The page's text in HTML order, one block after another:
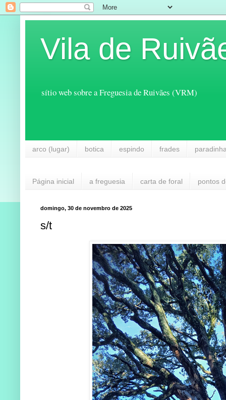
Vila de
sítio web sobre a Freguesia de Ruivães (VRM)
arco (lugar) botica espindo frades
Página inicial a freguesia carta de foral pontos
domingo, 30 de novembro de 2025
s/t